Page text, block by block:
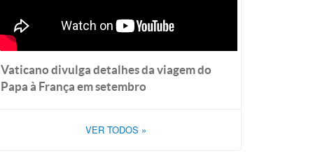
Vaticano divulga detalhes da viagem do
Papa à França em setembro
VER TODOS »